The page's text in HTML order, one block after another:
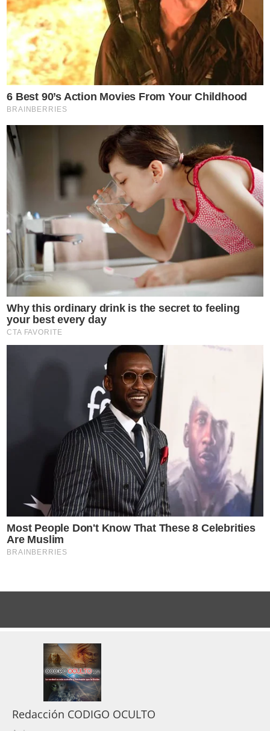
Redacción CODIGO OCULTO